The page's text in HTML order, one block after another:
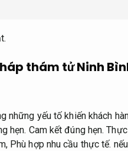
thám tử Ninh
những yếu tố khiến khách
hẹn. Cam kết đúng hẹn.
Phù hợp nhu cầu thực tế.